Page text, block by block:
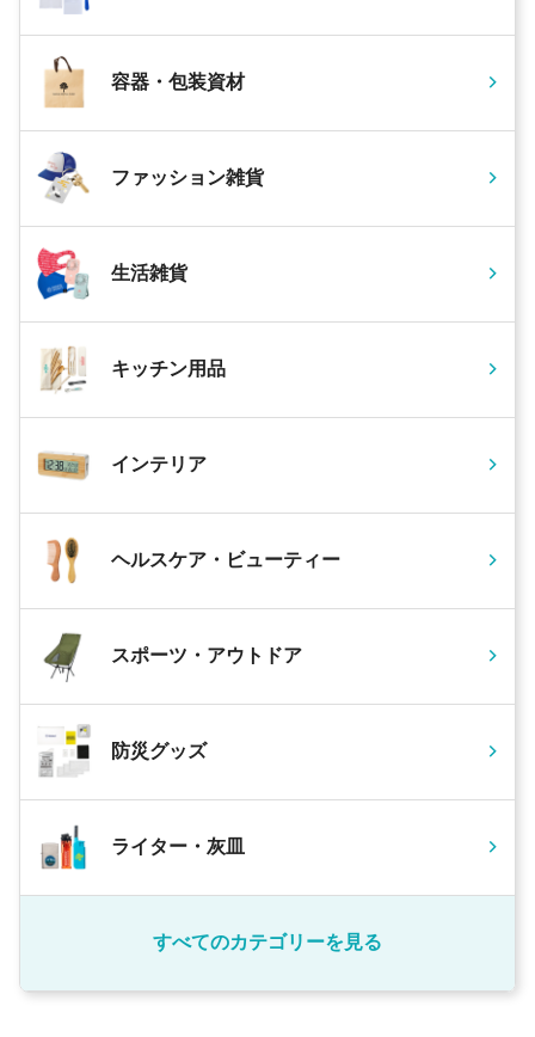
容器・包装資材
ファッション雑貨
生活雑貨
キッチン用品
インテリア
ヘルスケア・ビューティー
スポーツ・アウトドア
防災グッズ
ライター・灰皿
すべてのカテゴリーを見る